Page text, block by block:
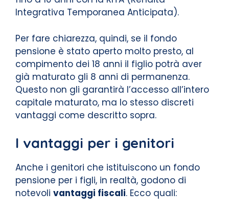
Integrativa Temporanea Anticipata).
Per fare chiarezza, quindi, se il fondo
pensione è stato aperto molto presto, al
compimento dei 18 anni il figlio potrà aver
già maturato gli 8 anni di permanenza.
Questo non gli garantirà l’accesso all’intero
capitale maturato, ma lo stesso discreti
vantaggi come descritto sopra.
I vantaggi per i genitori
Anche i genitori che istituiscono un fondo
pensione per i figli, in realtà, godono di
notevoli vantaggi fiscali. Ecco quali: